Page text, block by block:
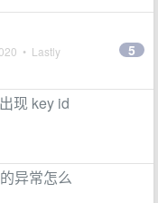
• Lastly
5
现 key id
异常怎么